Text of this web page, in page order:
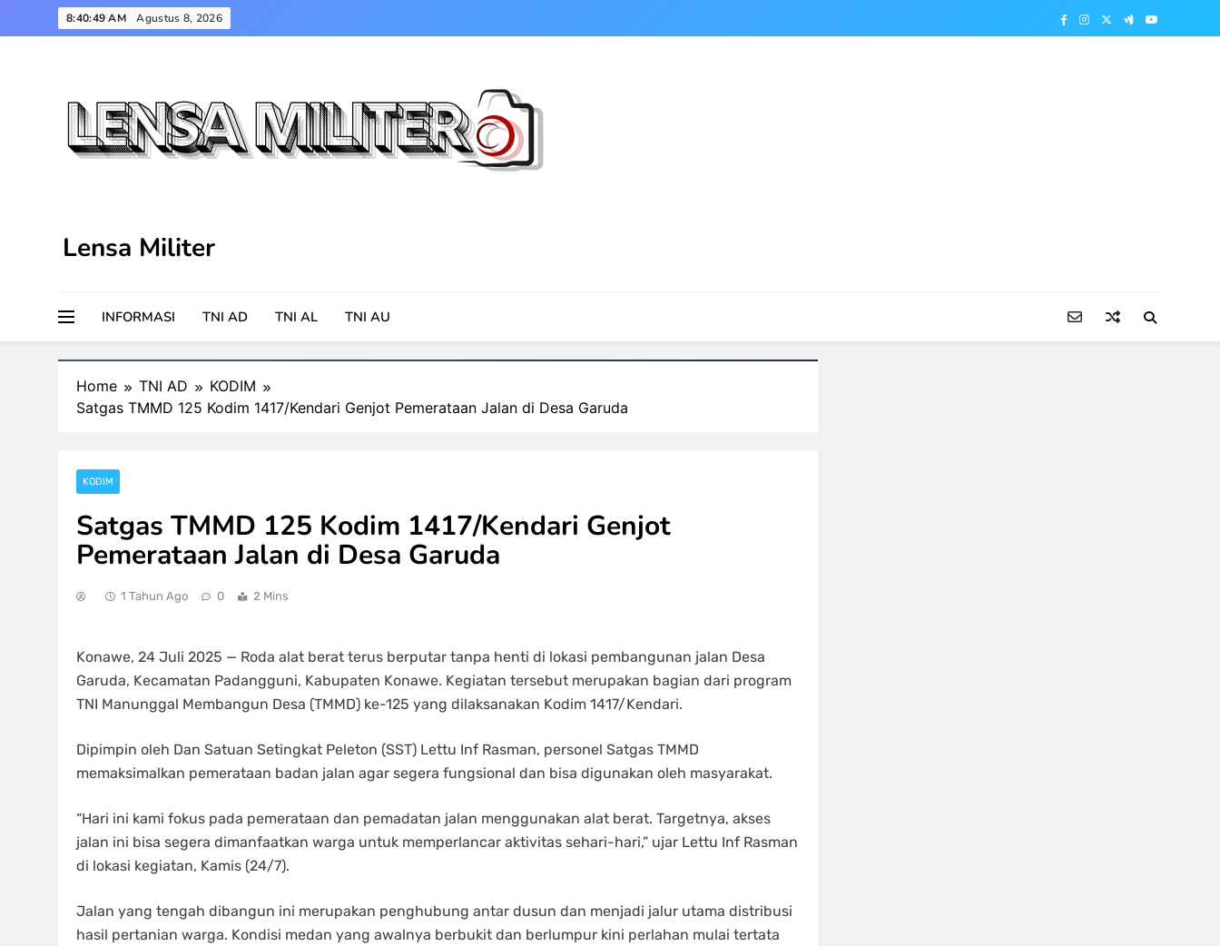
to
8:40:50 AM Agustus 8, 2026
Lensa Militer
INFORMASI TNI AD TNI AL TNI AU
Home TNI AD
KODIM
Satgas TMMD 125 Kodim 1417/Kendari Genjot Pemerataan Jalan di Desa Garuda
KODIM
Satgas TMMD 125 Kodim 1417/Kendari Genjot
Pemerataan Jalan di Desa Garuda
1 Tahun Ago 0 2 Mins
Konawe, 24 Juli 2025 — Roda alat berat terus berputar tanpa henti di lokasi pembangunan jalan Desa
Garuda, Kecamatan Padangguni, Kabupaten Konawe. Kegiatan tersebut merupakan bagian dari program
TNI Manunggal Membangun Desa (TMMD) ke-125 yang dilaksanakan Kodim 1417/Kendari.
Dipimpin oleh Dan Satuan Setingkat Peleton (SST) Lettu Inf Rasman, personel Satgas TMMD
memaksimalkan pemerataan badan jalan agar segera fungsional dan bisa digunakan oleh masyarakat.
“Hari ini kami fokus pada pemerataan dan pemadatan jalan menggunakan alat berat. Targetnya, akses
jalan ini bisa segera dimanfaatkan warga untuk memperlancar aktivitas sehari-hari,” ujar Lettu Inf Rasman
di lokasi kegiatan, Kamis (24/7).
Jalan yang tengah dibangun ini merupakan penghubung antar dusun dan menjadi jalur utama distribusi
hasil pertanian warga. Kondisi medan yang awalnya berbukit dan berlumpur kini perlahan mulai tertata